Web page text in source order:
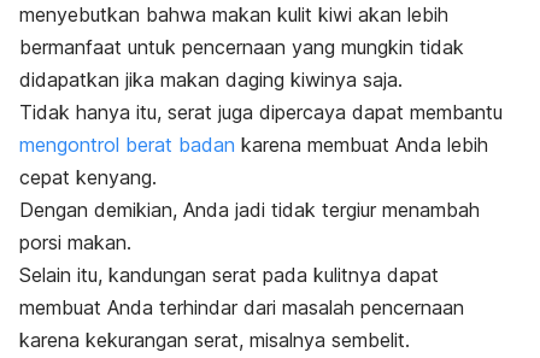
menyebutkan bahwa makan kulit kiwi akan lebih
bermanfaat untuk pencernaan yang mungkin tidak
didapatkan jika makan daging kiwinya saja.
Tidak hanya itu, serat juga dipercaya dapat membantu
mengontrol berat badan karena membuat Anda lebih
cepat kenyang.
Dengan demikian, Anda jadi tidak tergiur menambah
porsi makan.
Selain itu, kandungan serat pada kulitnya dapat
membuat Anda terhindar dari masalah pencernaan
karena kekurangan serat, misalnya sembelit.